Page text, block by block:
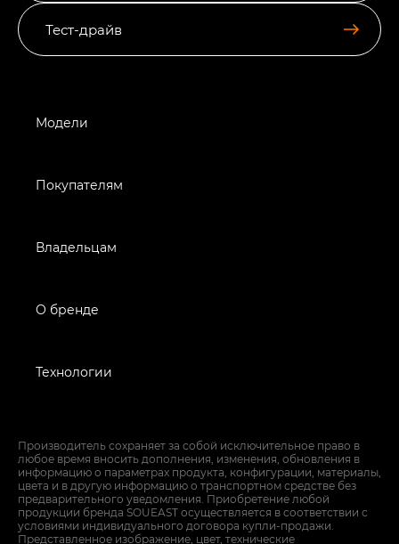
Тест-драйв
Модели
Покупателям
Владельцам
О бренде
Технологии
Производитель сохраняет за собой исключительное право в
любое время вносить дополнения, изменения, обновления в
информацию о параметрах продукта, конфигурации, материалы,
цвета и в другую информацию о транспортном средстве без
предварительного уведомления. Приобретение любой
продукции бренда SOUEAST осуществляется в соответствии с
условиями индивидуального договора купли-продажи.
Представленное изображение, цвет, технические